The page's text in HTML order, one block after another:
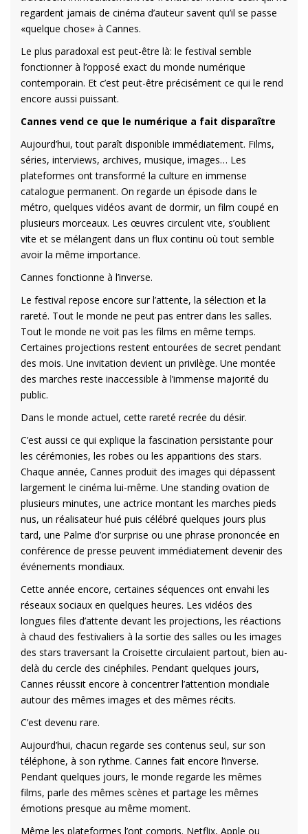
regardent jamais de cinéma d’auteur savent qu’il se passe
«quelque chose» à Cannes.
Le plus paradoxal est peut-être là: le festival semble
fonctionner à l’opposé exact du monde numérique
contemporain. Et c’est peut-être précisément ce qui le rend
encore aussi puissant.
Cannes vend ce que le numérique a fait disparaître
Aujourd’hui, tout paraît disponible immédiatement. Films,
séries, interviews, archives, musique, images… Les
plateformes ont transformé la culture en immense
catalogue permanent. On regarde un épisode dans le
métro, quelques vidéos avant de dormir, un film coupé en
plusieurs morceaux. Les œuvres circulent vite, s’oublient
vite et se mélangent dans un flux continu où tout semble
avoir la même importance.
Cannes fonctionne à l’inverse.
Le festival repose encore sur l’attente, la sélection et la
rareté. Tout le monde ne peut pas entrer dans les salles.
Tout le monde ne voit pas les films en même temps.
Certaines projections restent entourées de secret pendant
des mois. Une invitation devient un privilège. Une montée
des marches reste inaccessible à l’immense majorité du
public.
Dans le monde actuel, cette rareté recrée du désir.
C’est aussi ce qui explique la fascination persistante pour
les cérémonies, les robes ou les apparitions des stars.
Chaque année, Cannes produit des images qui dépassent
largement le cinéma lui-même. Une standing ovation de
plusieurs minutes, une actrice montant les marches pieds
nus, un réalisateur hué puis célébré quelques jours plus
tard, une Palme d’or surprise ou une phrase prononcée en
conférence de presse peuvent immédiatement devenir des
événements mondiaux.
Cette année encore, certaines séquences ont envahi les
réseaux sociaux en quelques heures. Les vidéos des
longues files d’attente devant les projections, les réactions
à chaud des festivaliers à la sortie des salles ou les images
des stars traversant la Croisette circulaient partout, bien au-
delà du cercle des cinéphiles. Pendant quelques jours,
Cannes réussit encore à concentrer l’attention mondiale
autour des mêmes images et des mêmes récits.
C’est devenu rare.
Aujourd’hui, chacun regarde ses contenus seul, sur son
téléphone, à son rythme. Cannes fait encore l’inverse.
Pendant quelques jours, le monde regarde les mêmes
films, parle des mêmes scènes et partage les mêmes
émotions presque au même moment.
Même les plateformes l’ont compris. Netflix, Apple ou